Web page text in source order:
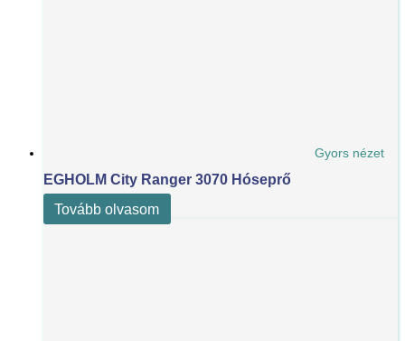
Gyors nézet
EGHOLM City Ranger 3070 Hóseprő
Tovább olvasom